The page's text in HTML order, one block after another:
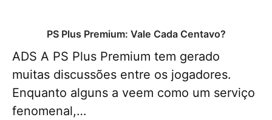
PS Plus Premium: Vale Cada Centavo?
ADS A PS Plus Premium tem gerado
muitas discussões entre os jogadores.
Enquanto alguns a veem como um serviço
fenomenal,…